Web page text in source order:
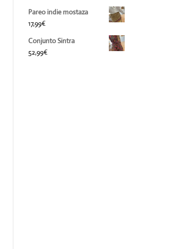
Pareo indie mostaza
17,99€
Conjunto Sintra
52,99€